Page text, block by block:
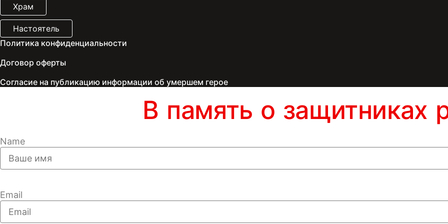
Храм
Настоятель
Политика конфиденциальности
Договор оферты
Согласие на публикацию информации об умершем герое
В память о защитниках
Name
Email